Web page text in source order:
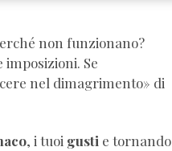
non funzionano?
imposizioni. Se
nel dimagrimento» di
, i tuoi gusti e tornando